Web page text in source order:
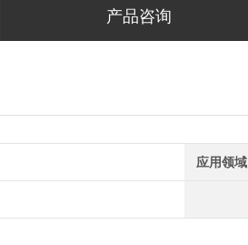
产品咨询
应用领域